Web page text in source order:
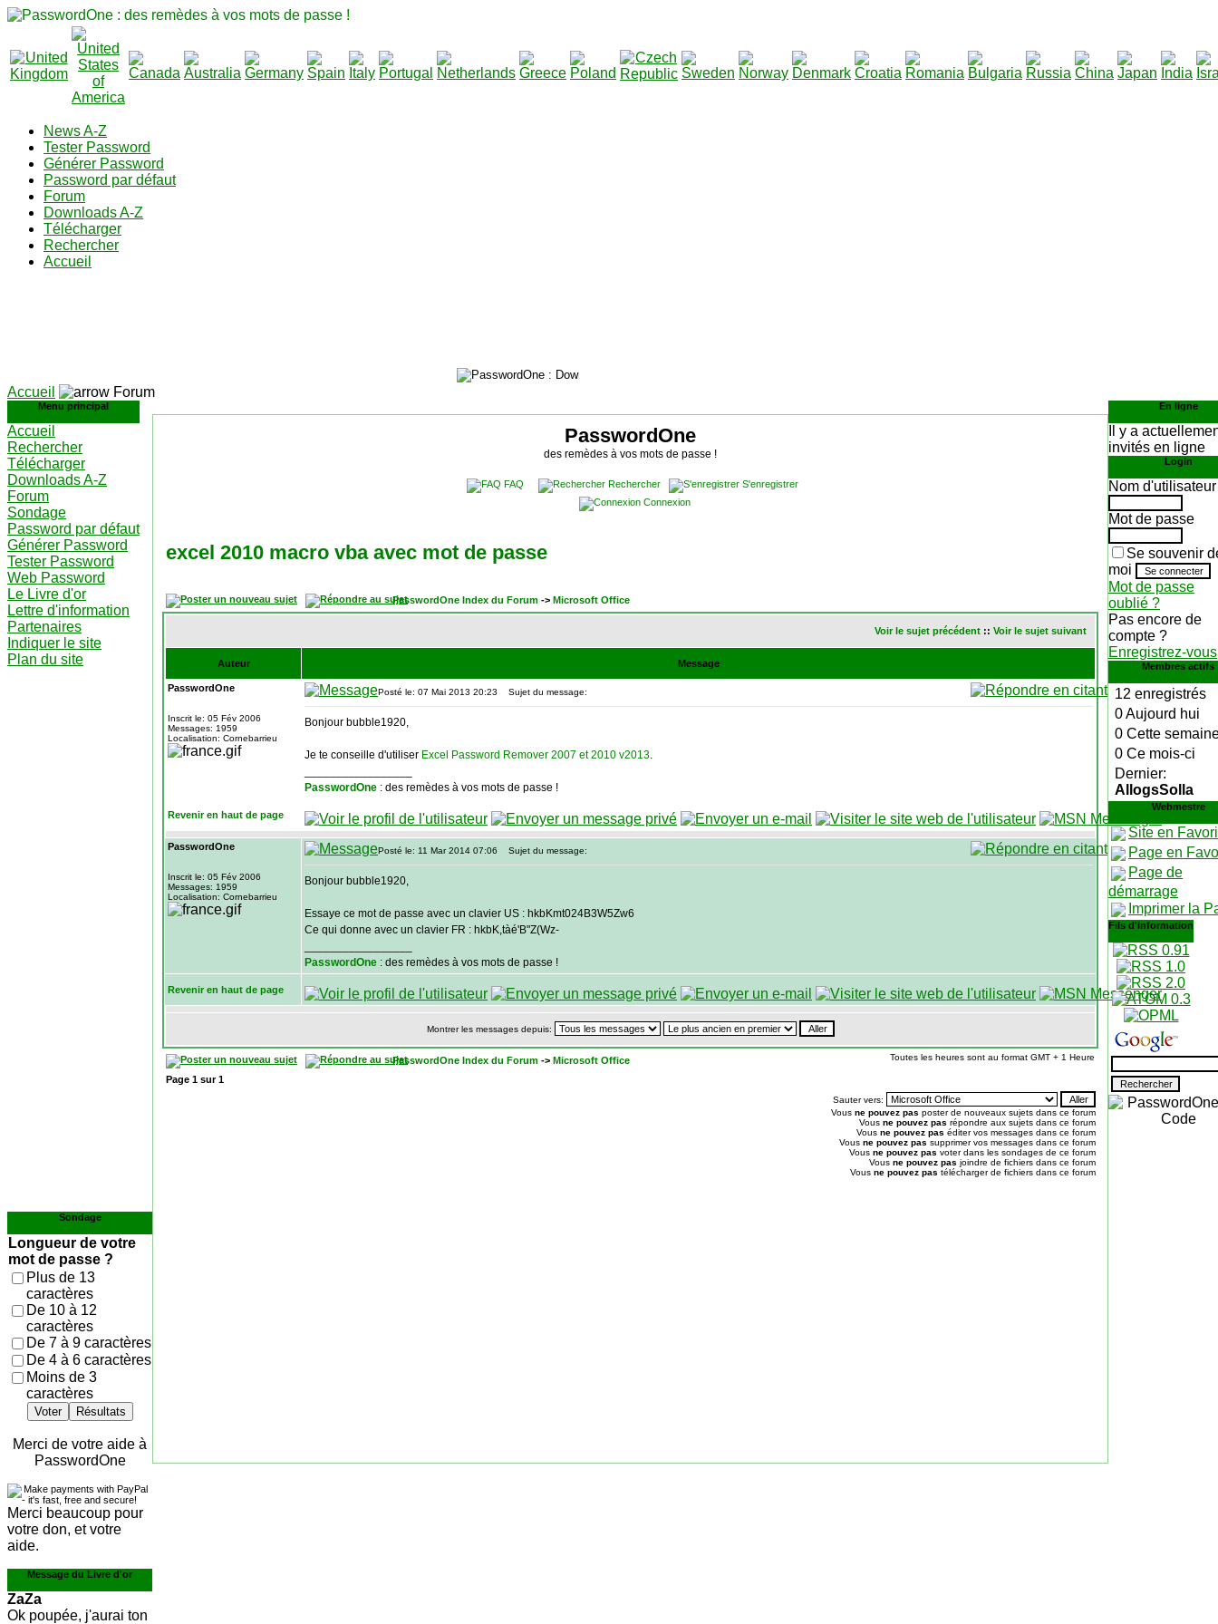
News A-Z
Tester Password
Générer Password
Password par défaut
Forum
Downloads A-Z
Télécharger
Rechercher
Accueil
Accueil
Forum
Menu principal
Accueil
Rechercher
Télécharger
Downloads A-Z
Forum
Sondage
Password par défaut
Générer Password
Tester Password
Web Password
Le Livre d'or
Lettre d'information
Partenaires
Indiquer le site
Plan du site
Sondage
Longueur de votre
mot de passe ?
Plus de 13
caractères
De 10 à 12
caractères
De 7 à 9 caractères
De 4 à 6 caractères
Moins de 3
caractères
Voter Résultats
Merci de votre aide à
PasswordOne
Merci beaucoup pour
votre don, et votre
aide.
Message du Livre d'or
ZaZa
Ok poupée, j'aurai ton
PasswordOne
des remèdes à vos mots de passe !
FAQ Rechercher
S'enregistrer
Connexion
excel 2010 macro vba avec mot de passe
PasswordOne Index du Forum -> Microsoft Office
Voir le sujet précédent :: Voir le sujet suivant
Auteur Message
PasswordOne
Inscrit le: 05 Fév 2006
Messages: 1959
Localisation: Cornebarrieu
Posté le: 07 Mai 2013 20:23 Sujet du message:
Bonjour bubble1920,
Je te conseille d'utiliser Excel Password Remover 2007 et 2010 v2013.
PasswordOne : des remèdes à vos mots de passe !
Revenir en haut de page
PasswordOne
Inscrit le: 05 Fév 2006
Messages: 1959
Localisation: Cornebarrieu
Posté le: 11 Mar 2014 07:06 Sujet du message:
Bonjour bubble1920,
Essaye ce mot de passe avec un clavier US : hkbKmt024B3W5Zw6
Ce qui donne avec un clavier FR : hkbK,tàé'B"Z(Wz-
PasswordOne : des remèdes à vos mots de passe !
Revenir en haut de page
Montrer les messages depuis:
PasswordOne Index du Forum -> Microsoft Office Toutes les heures sont au format GMT + 1 Heure
Page 1 sur1
Sauter vers:
Vous ne pouvez pas poster de nouveaux sujets dans ce forum
Vous ne pouvez pas répondre aux sujets dans ce forum
Vous ne pouvez pas éditer vos messages dans ce forum
Vous ne pouvez pas supprimer vos messages dans ce forum
Vous ne pouvez pas voter dans les sondages de ce forum
Vous ne pouvez pas joindre de fichiers dans ce forum
Vous ne pouvez pas télécharger de fichiers dans ce forum
En ligne
Il y a
invités en ligne
Login
Nom d'utilisateur
Mot de passe
Se souvenir
moi
Mot de passe
oublié ?
Pas encore de
compte ?
Enregistrez-vous
Membres actifs
12 enregistrés
0 Aujourd hui
0 Cette
0 Ce mois-ci
Dernier:
AllogsSolla
Webmestre
Site en
Page en
Page de
démarrage
Imprimer la
Fils d'information